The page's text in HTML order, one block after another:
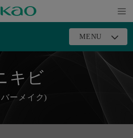
メニ
ュー
を開
く
MENU
キビ
ーメイク)